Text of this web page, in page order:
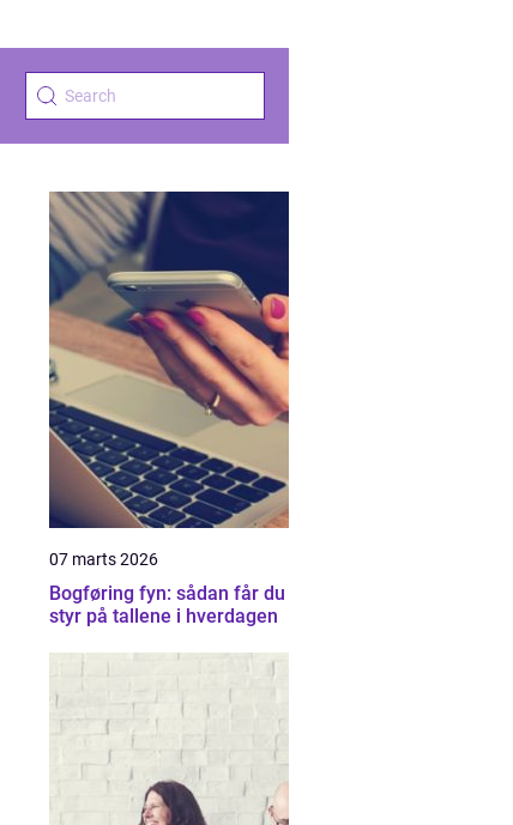
07 marts 2026
Bogføring fyn: sådan får du
styr på tallene i hverdagen